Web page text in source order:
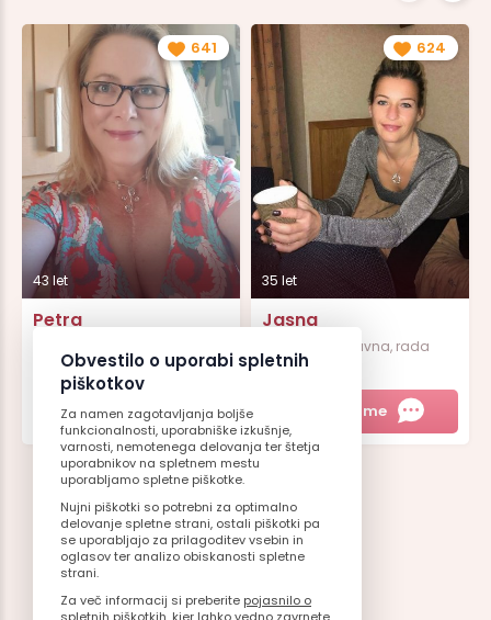
641
43 let
Petra
energij...
Spoznaj me
624
35 let
Jasna
Prijetna in zabavna, rada
imam...
Spoznaj me
Obvestilo o uporabi spletnih
piškotkov
Za namen zagotavljanja boljše
funkcionalnosti, uporabniške izkušnje,
varnosti, nemotenega delovanja ter štetja
uporabnikov na spletnem mestu
uporabljamo spletne piškotke.
Nujni piškotki so potrebni za optimalno
delovanje spletne strani, ostali piškotki pa
se uporabljajo za prilagoditev vsebin in
oglasov ter analizo obiskanosti spletne
strani.
Za več informacij si preberite pojasnilo o